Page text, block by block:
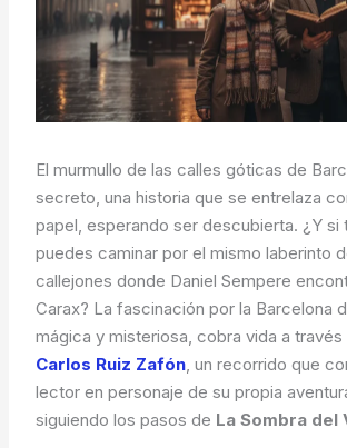
El murmullo de las calles góticas de
secreto, una historia que se entrelaza
papel, esperando ser descubierta. ¿Y si
puedes caminar por el mismo laberinto
callejones donde Daniel Sempere
Carax? La fascinación por la Barcelona
mágica y misteriosa, cobra vida a través
Carlos Ruiz Zafón, un recorrido que
lector en personaje de su propia
siguiendo los pasos de La Sombra del